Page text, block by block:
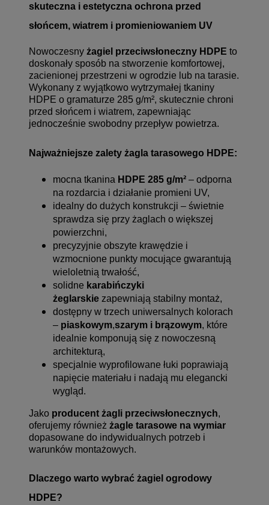
skuteczna i estetyczna ochrona przed
słońcem, wiatrem i promieniowaniem UV
Nowoczesny żagiel przeciwsłoneczny HDPE to
doskonały sposób na stworzenie komfortowej,
zacienionej przestrzeni w ogrodzie lub na tarasie.
Wykonany z wyjątkowo wytrzymałej tkaniny
HDPE o gramaturze 285 g/m², skutecznie chroni
przed słońcem i wiatrem, zapewniając
jednocześnie swobodny przepływ powietrza.
Najważniejsze zalety żagla tarasowego HDPE:
mocna tkanina HDPE 285 g/m² – odporna
na rozdarcia i działanie promieni UV,
idealny do dużych konstrukcji – świetnie
sprawdza się przy żaglach o większej
powierzchni,
precyzyjnie obszyte krawędzie i
wzmocnione punkty mocujące gwarantują
wieloletnią trwałość,
solidne karabińczyki
żeglarskie zapewniają stabilny montaż,
dostępny w trzech uniwersalnych kolorach
– piaskowym,szarym i brązowym, które
idealnie komponują się z nowoczesną
architekturą,
specjalnie wyprofilowane łuki poprawiają
napięcie materiału i nadają mu elegancki
wygląd.
Jako producent żagli przeciwsłonecznych,
oferujemy również żagle tarasowe na wymiar
dopasowane do indywidualnych potrzeb i
warunków montażowych.
Dlaczego warto wybrać żagiel ogrodowy
HDPE?